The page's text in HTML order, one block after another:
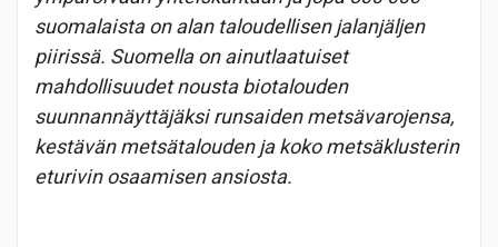
suomalaista on alan taloudellisen jalanjäljen
piirissä. Suomella on ainutlaatuiset
mahdollisuudet nousta biotalouden
suunnannäyttäjäksi runsaiden metsävarojensa,
kestävän metsätalouden ja koko metsäklusterin
eturivin osaamisen ansiosta.